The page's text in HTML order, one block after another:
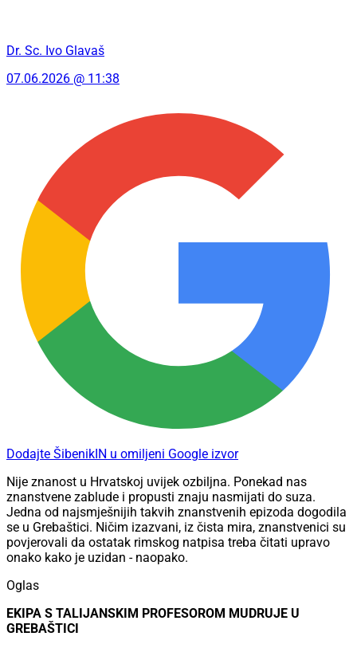
Dr. Sc. Ivo Glavaš
07.06.2026 @ 11:38
Dodajte ŠibenikIN u omiljeni Google izvor
Nije znanost u Hrvatskoj uvijek ozbiljna. Ponekad nas
znanstvene zablude i propusti znaju nasmijati do suza.
Jedna od najsmješnijih takvih znanstvenih epizoda dogodila
se u Grebaštici. Ničim izazvani, iz čista mira, znanstvenici su
povjerovali da ostatak rimskog natpisa treba čitati upravo
onako kako je uzidan - naopako.
Oglas
EKIPA S TALIJANSKIM PROFESOROM MUDRUJE U
GREBAŠTICI